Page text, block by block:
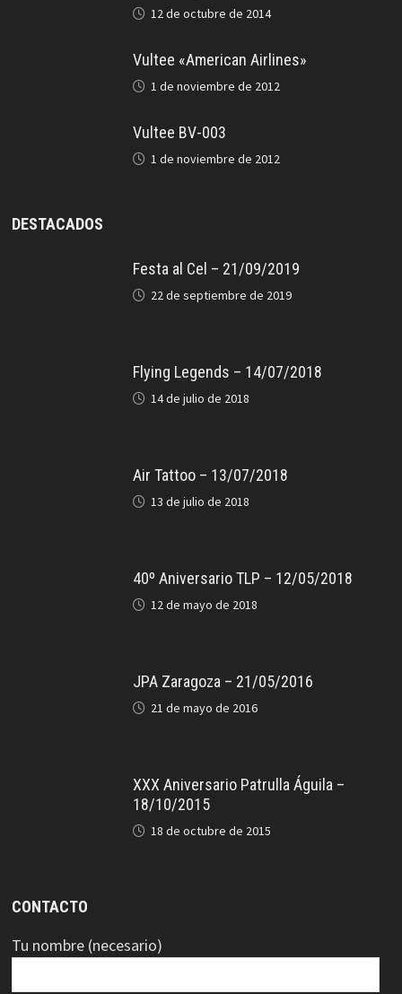
12 de octubre de 2014
Vultee «American Airlines»
1 de noviembre de 2012
Vultee BV-003
1 de noviembre de 2012
DESTACADOS
Festa al Cel – 21/09/2019
22 de septiembre de 2019
Flying Legends – 14/07/2018
14 de julio de 2018
Air Tattoo – 13/07/2018
13 de julio de 2018
40º Aniversario TLP – 12/05/2018
12 de mayo de 2018
JPA Zaragoza – 21/05/2016
21 de mayo de 2016
XXX Aniversario Patrulla Águila –
18/10/2015
18 de octubre de 2015
CONTACTO
Tu nombre (necesario)